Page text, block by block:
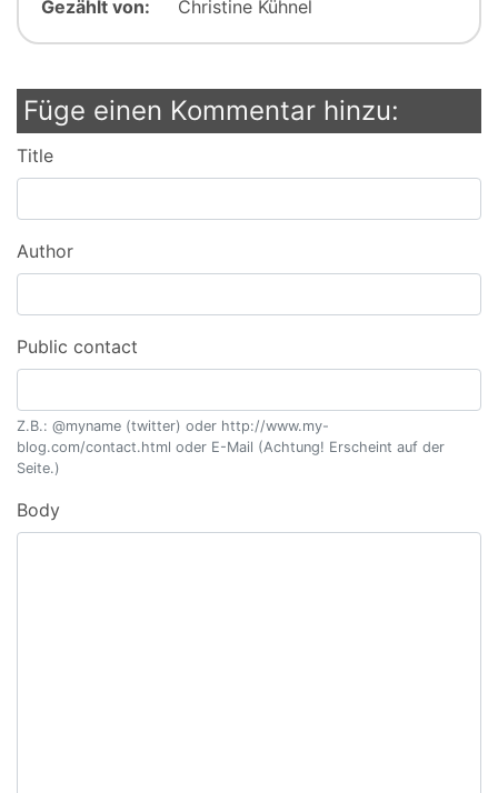
Gezählt von: Christine Kühnel
Füge einen Kommentar hinzu:
Title
Author
Public contact
Z.B.: @myname (twitter) oder http://www.my-
blog.com/contact.html oder E-Mail (Achtung! Erscheint auf der
Seite.)
Body